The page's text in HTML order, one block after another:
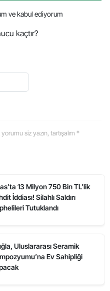
ve kabul ediyorum
kaçtır?
siz yazın, tartışalım *
13 Milyon 750 Bin TL’lik
İddiası! Silahlı Saldırı
Tutuklandı
Uluslararası Seramik
Ev Sahipliği